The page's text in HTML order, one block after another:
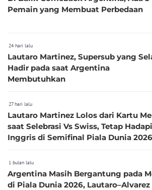
Pemain yang Membuat Perbedaan
24 hari lalu
Lautaro Martinez, Supersub yang
Hadir pada saat Argentina
Membutuhkan
27 hari lalu
Lautaro Martinez Lolos dari Kartu
saat Selebrasi Vs Swiss, Tetap Hadapi
Inggris di Semifinal Piala Dunia 2026
1 bulan lalu
Argentina Masih Bergantung pada
di Piala Dunia 2026, Lautaro–Alvarez